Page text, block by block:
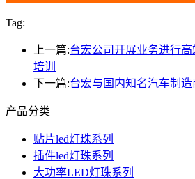
Tag:
上一篇:台宏公司开展业务进行
培训
下一篇:台宏与国内知名汽车制
产品分类
贴片led灯珠系列
插件led灯珠系列
大功率LED灯珠系列